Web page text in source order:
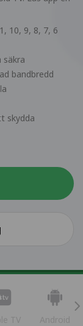
10, 9, 8, 7, 6
säkra
bandbredd
skydda
TV Android